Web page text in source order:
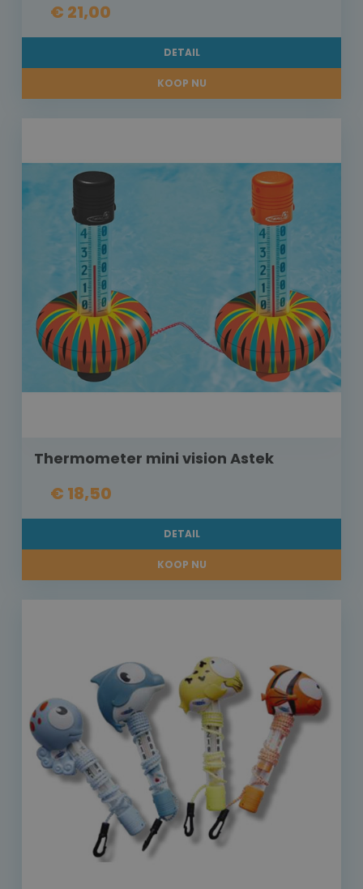
€ 21,00
DETAIL
KOOP NU
Thermometer mini vision Astek
€ 18,50
DETAIL
KOOP NU